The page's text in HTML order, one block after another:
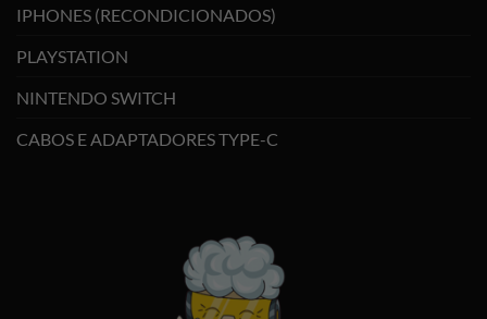
IPHONES (RECONDICIONADOS)
PLAYSTATION
NINTENDO SWITCH
CABOS E ADAPTADORES TYPE-C